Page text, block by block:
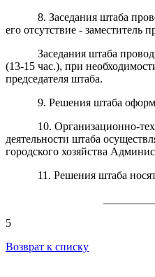
8. Заседания штаба
его отсутствие - заместитель
Заседания штаба
(13-15 час.), при
председателя штаба.
9. Решения штаба
10. Организационно-
деятельности штаба
городского хозяйства
11. Решения штаба
5
Возврат к списку